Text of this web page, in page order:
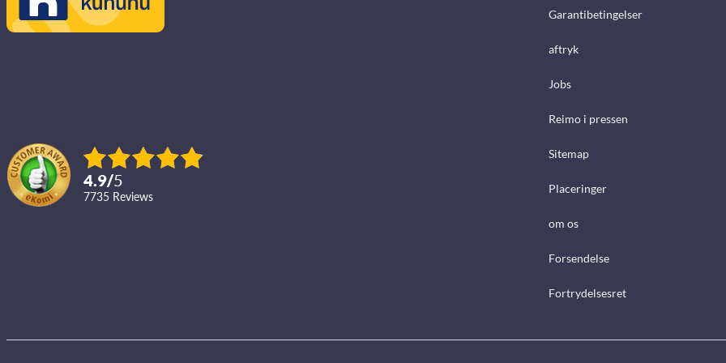
4.9/5
7735 reviews
Garantibetingelser
aftryk
Jobs
Reimo i pressen
Sitemap
Placeringer
om os
Forsendelse
Fortrydelsesret